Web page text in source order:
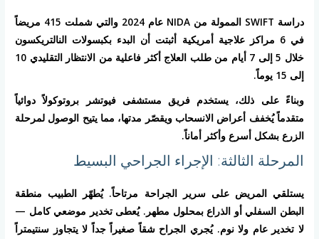
دراسة SWIFT الممولة من NIDA عام 2024 والتي شملت 415 مريضاً
في 6 مراكز علاجية أمريكية أثبتت أن البدء بكبسولات النالتريكسون
خلال 5 إلى 7 أيام من طلب العلاج أكثر فاعلية من الانتظار التقليدي 10
إلى 15 يوماً.
وبناءً على ذلك، يستخدم فريق مستشفى فيوتشر بروتوكولاً دوائياً
متقدماً يُخفف أعراض الانسحاب ويقصّر مدتها، مما يتيح الوصول لمرحلة
الزرع بشكل أسرع وأكثر أماناً.
المرحلة الثالثة: الإجراء الجراحي البسيط
يستلقي المريض على سرير الجراحة مرتاحاً. يُطهّر الطبيب منطقة
البطن السفلي أو الذراع بمحلول مطهر. يُعطى تخدير موضعي كامل —
لا تخدير عام ولا نوم. يُجري الجراح شقاً صغيراً جداً لا يتجاوز سنتيمتراً